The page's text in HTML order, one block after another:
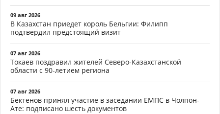
09 авг 2026
В Казахстан приедет король Бельгии: Филипп
подтвердил предстоящий визит
07 авг 2026
Токаев поздравил жителей Северо-Казахстанской
области с 90-летием региона
07 авг 2026
Бектенов принял участие в заседании ЕМПС в Чолпон-
Ате: подписано шесть документов